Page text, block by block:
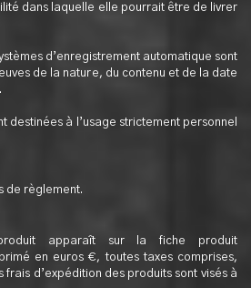
dans laquelle elle pourrait être de livrer
d’enregistrement automatique sont
de la nature, du contenu et de la date
destinées à l’usage strictement personnel
de règlement.
apparaît sur la fiche produit
en euros €, toutes taxes comprises,
frais d’expédition des produits sont visés à